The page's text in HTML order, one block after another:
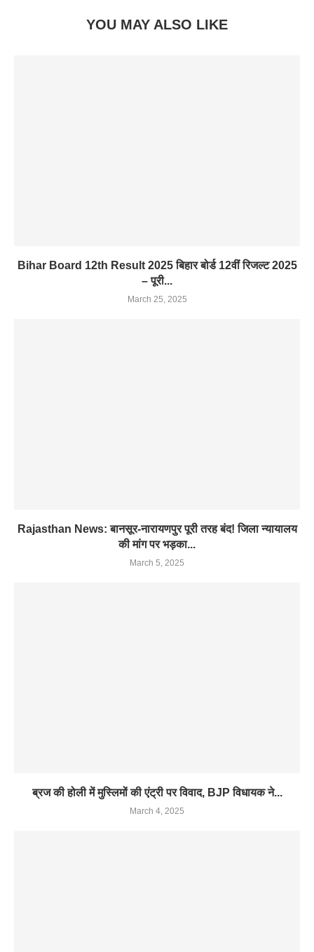
YOU MAY ALSO LIKE
Bihar Board 12th Result 2025 बिहार बोर्ड 12वीं रिजल्ट 2025
– पूरी...
March 25, 2025
Rajasthan News: बानसूर-नारायणपुर पूरी तरह बंद! जिला न्यायालय
की मांग पर भड़का...
March 5, 2025
ब्रज की होली में मुस्लिमों की एंट्री पर विवाद, BJP विधायक ने...
March 4, 2025